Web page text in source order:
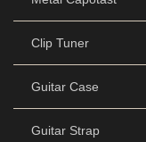
Clip Tuner
Guitar Case
Guitar Strap